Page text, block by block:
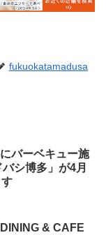
fukuokatamadusa
バーベキュー施
シ博多」が4月
& CAFE